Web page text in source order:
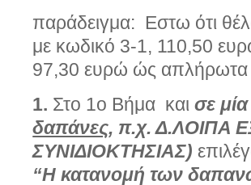
παράδειγμα: Εστω ότι
με κωδικό 3-1, 110,50
97,30 ευρώ ώς
1. Στο 1ο Βήμα καισε
δαπάνες, π.χ. Δ.ΛΟΙΠΑ
ΣΥΝΙΔΙΟΚΤΗΣΙΑΣ)
“Η κατανομή των